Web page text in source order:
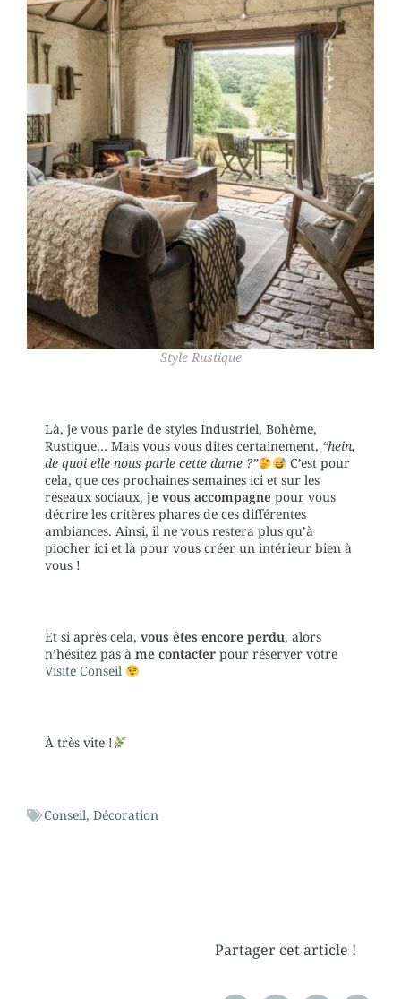
Style Rustique
Là, je vous parle de styles Industriel, Bohème,
Rustique… Mais vous vous dites certainement, “hein,
de quoi elle nous parle cette dame ?”
C’est pour
cela, que ces prochaines semaines ici et sur les
réseaux sociaux, je vous accompagne pour vous
décrire les critères phares de ces différentes
ambiances. Ainsi, il ne vous restera plus qu’à
piocher ici et là pour vous créer un intérieur bien à
vous !
Et si après cela, vous êtes encore perdu, alors
n’hésitez pas à me contacter pour réserver votre
Visite Conseil
À très vite !
Conseil, Décoration
Partager cet article !